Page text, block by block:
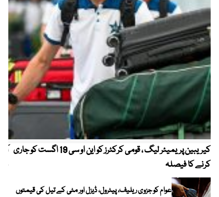
کیریبین پریمیئر لیگ ، قومی کرکٹرز کو این او سی 19 اگست کو جاری
کرنے کا فیصلہ
عوام کو جزوی ریلیف، پیٹرول، ڈیزل اور مٹی کے تیل کی قیمتوں